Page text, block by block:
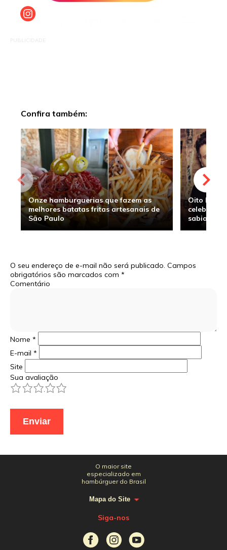
PUBLICIDADE
Confira também:
Onze hamburguerias que fazem as
melhores batatas fritas artesanais de
São Paulo
Oito
sabia
O seu endereço de e-mail não será publicado. Campos
obrigatórios são marcados com *
Comentário
Nome *
E-mail *
Site
Sua avaliação
5
4
3
2
O maior site
especializado em
hambúrguer do Brasil
Mapa do Site
Siga-nos